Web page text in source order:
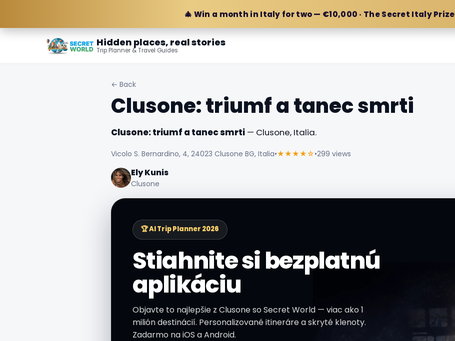
🎄 Win a month in Italy for two — €10,000 · The Secret Italy Prize
Hidden places, real stories
Trip Planner & Travel Guides
← Back
Clusone: triumf a tanec smrti
Clusone: triumf a tanec smrti— Clusone, Italia.
Vicolo S. Bernardino, 4, 24023 Clusone BG, Italia•★★★★☆•299 views
Ely Kunis
Clusone
🏆 AI Trip Planner 2026
Stiahnite si bezplatnú
aplikáciu
Objavte to najlepšie z Clusone so Secret World — viac ako 1
milión destinácií. Personalizované itineráre a skryté klenoty.
Zadarmo na iOS a Android.